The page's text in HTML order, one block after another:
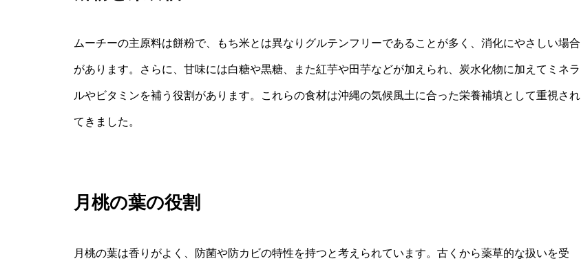
ムーチーの主原料は餅粉で、もち米とは異なりグルテンフリーであることが多く、消化にやさしい場合
があります。さらに、甘味には白糖や黒糖、また紅芋や田芋などが加えられ、炭水化物に加えてミネラ
ルやビタミンを補う役割があります。これらの食材は沖縄の気候風土に合った栄養補填として重視され
てきました。
月桃の葉の役割
月桃の葉は香りがよく、防菌や防カビの特性を持つと考えられています。古くから薬草的な扱いを受